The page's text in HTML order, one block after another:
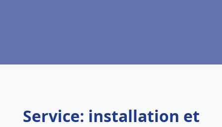
Service: installation et